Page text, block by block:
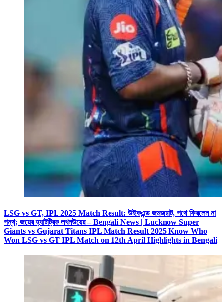
LSG vs GT, IPL 2025 Match Result: উইকএন্ড জমজমাট, পথে ফিরলেন না
পন্থ; জয়ের হ্যাটট্রিক লখনউয়ের – Bengali News | Lucknow Super
Giants vs Gujarat Titans IPL Match Result 2025 Know Who
Won LSG vs GT IPL Match on 12th April Highlights in Bengali